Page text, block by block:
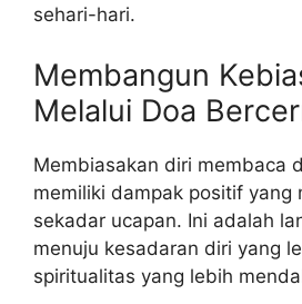
sehari-hari.
Membangun
Melalui Doa
Membiasakan diri membaca
memiliki dampak positif yang
sekadar ucapan. Ini adalah
menuju kesadaran diri yang
spiritualitas yang lebih